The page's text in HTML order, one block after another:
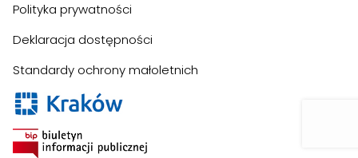
Polityka prywatności
Deklaracja dostępności
Standardy ochrony małoletnich